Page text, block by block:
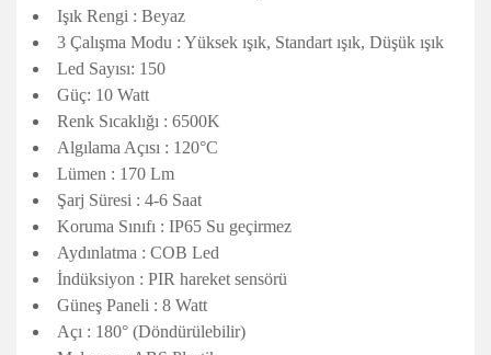
Işık Rengi : Beyaz
3 Çalışma Modu : Yüksek ışık, Standart ışık, Düşük ışık
Led Sayısı: 150
Güç: 10 Watt
Renk Sıcaklığı : 6500K
Algılama Açısı : 120°C
Lümen : 170 Lm
Şarj Süresi : 4-6 Saat
Koruma Sınıfı : IP65 Su geçirmez
Aydınlatma : COB Led
İndüksiyon : PIR hareket sensörü
Güneş Paneli : 8 Watt
Açı : 180° (Döndürülebilir)